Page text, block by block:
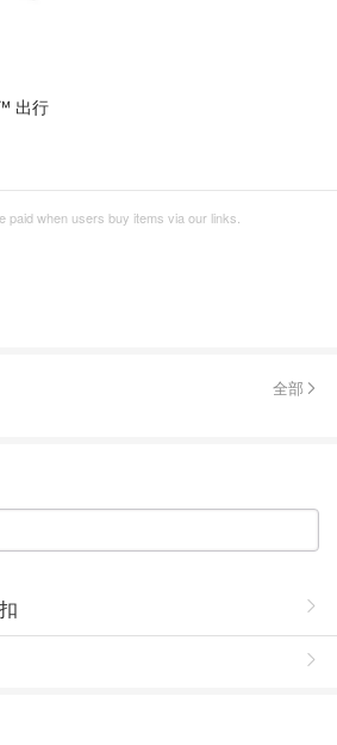
出行
paid when users buy items via our links.
全部